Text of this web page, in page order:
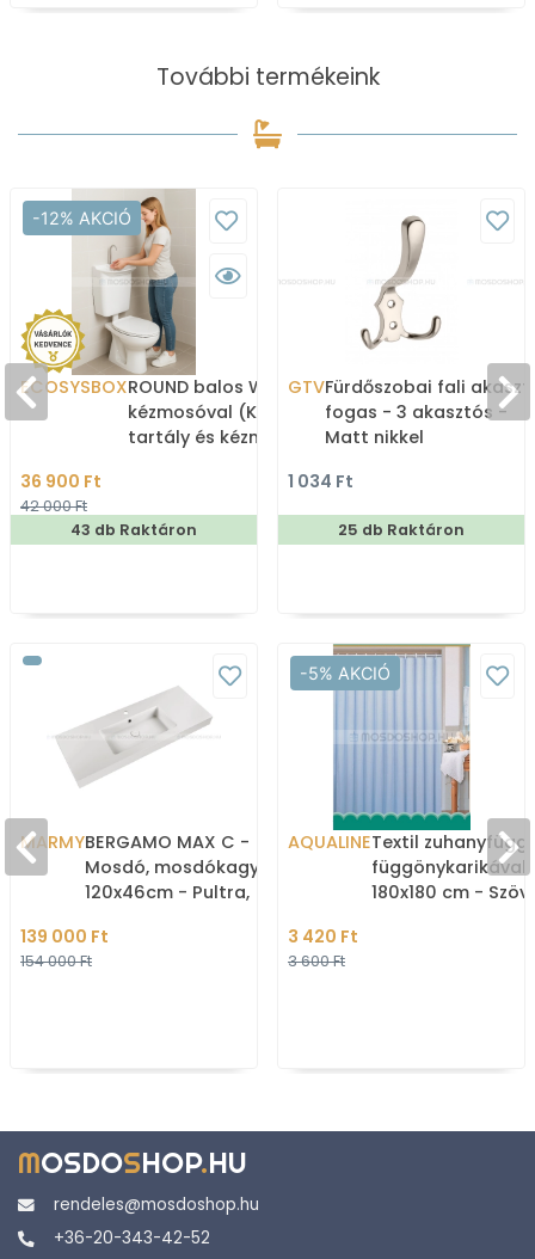
További termékeink
-12% AKCIÓ
ECOSYSBOXROUND balos WC tartály
kézmosóval (Kombi WC
tartály és kézmosó)
36 900 Ft
42 000 Ft
43 db Raktáron
GTVFürdőszobai fali
fogas - 3 akasztós -
Matt nikkel
1 034 Ft
25 db Raktáron
MARMYBERGAMO MAX C -
Mosdó, mosdókagyló
120x46cm - Pultra,
- Fehér
139 000 Ft
154 000 Ft
-5% AKCIÓ
AQUALINETextil
függönykarikával
180x180 cm -
3 420 Ft
3 600 Ft
MOSDOSHOP.HU
rendeles@mosdoshop.hu
+36-20-343-42-52